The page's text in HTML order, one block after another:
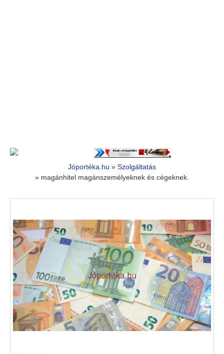
Jóportéka.hu » Szolgáltatás
» magánhitel magánszemélyeknek és cégeknek.